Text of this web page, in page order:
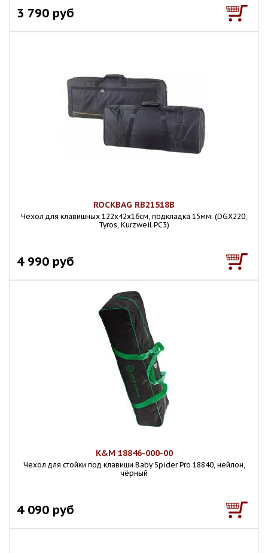
3 790 руб
ROCKBAG RB21518B
Чехол для клавишных 122х42х16см, подкладка 15мм. (DGX220,
Tyros, Kurzweil PC3)
4 990 руб
K&M 18846-000-00
Чехол для стойки под клавиши Baby Spider Pro 18840, нейлон,
чёрный
4 090 руб